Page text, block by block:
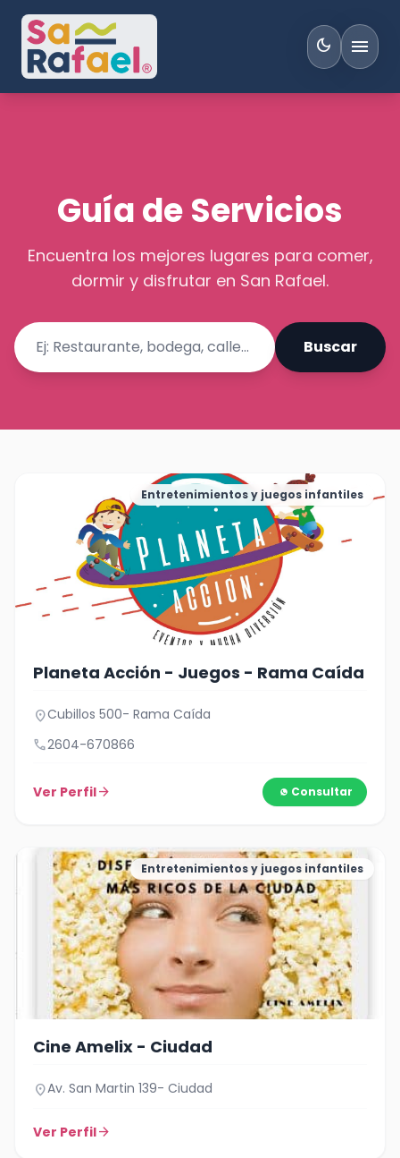
dark_mode menu
Guía de Servicios
Encuentra los mejores lugares para comer,
dormir y disfrutar en San Rafael.
Buscar
Entretenimientos y juegos infantiles
Planeta Acción - Juegos - Rama Caída
location_onCubillos 500- Rama Caída
call2604-670866
Ver Perfilarrow_forward Consultar
Entretenimientos y juegos infantiles
Cine Amelix - Ciudad
location_onAv. San Martin 139- Ciudad
Ver Perfilarrow_forward